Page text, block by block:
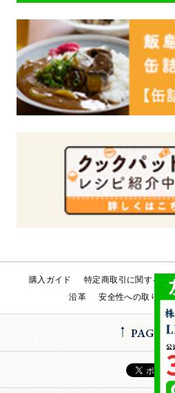
購入ガイド 特定商取引に関する法
沿革
安全性への取り組
PAGE